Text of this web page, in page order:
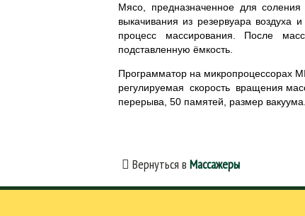
Мясо, предназначенное для
выкачивания из резервуара воздуха
процесс массирования. После
подставленную ёмкость.
Программатор на микропроцессорах
регулируемая скорость вращения
перерыва, 50 памятей, размер
Вернуться в Массажеры